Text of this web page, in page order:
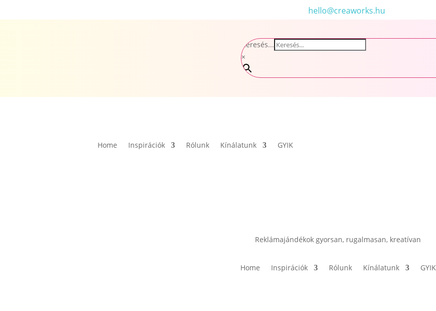
hello@creaworks.hu
Keresés...
×
Home Inspirációk Rólunk Kínálatunk GYIK
Reklámajándékok gyorsan, rugalmasan, kreatívan
Home Inspirációk Rólunk Kínálatunk GYIK